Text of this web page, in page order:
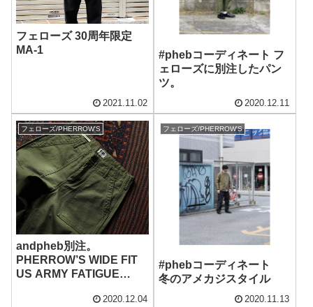
フェローズ 30周年限定
MA-1
2021.11.02
#phebコーディネート フ
ェローズに別注したパン
ツ。
2020.12.11
フェローズ/PHERROW'S
andpheb別注。
PHERROW’S WIDE FIT
US ARMY FATIGUE
2020.12.04
フェローズ/PHERROW'S
#phebコーディネート
冬のアメカジスタイル
2020.11.13